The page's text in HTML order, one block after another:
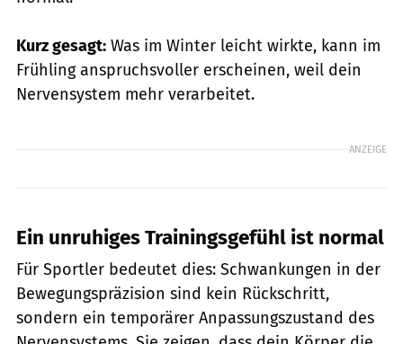
Kurz gesagt: Was im Winter leicht wirkte, kann im
Frühling anspruchsvoller erscheinen, weil dein
Nervensystem mehr verarbeitet.
ANZEIGE
Ein unruhiges Trainingsgefühl ist normal
Für Sportler bedeutet dies: Schwankungen in der
Bewegungspräzision sind kein Rückschritt,
sondern ein temporärer Anpassungszustand des